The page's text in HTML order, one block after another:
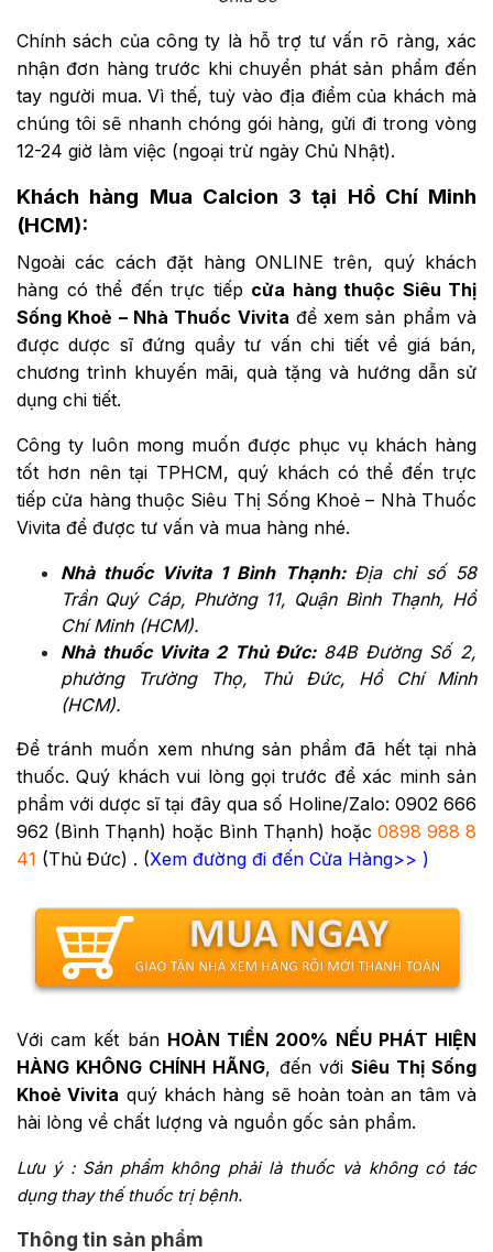
Chính sách của công ty là hỗ trợ tư vấn rõ ràng, xác
nhận đơn hàng trước khi chuyển phát sản phẩm đến
tay người mua. Vì thế, tuỳ vào địa điểm của khách mà
chúng tôi sẽ nhanh chóng gói hàng, gửi đi trong vòng
12-24 giờ làm việc (ngoại trừ ngày Chủ Nhật).
Khách hàng Mua Calcion 3 tại Hồ Chí Minh
(HCM):
Ngoài các cách đặt hàng ONLINE trên, quý khách
hàng có thể đến trực tiếp cửa hàng thuộc Siêu Thị
Sống Khoẻ – Nhà Thuốc Vivita để xem sản phẩm và
được dược sĩ đứng quầy tư vấn chi tiết về giá bán,
chương trình khuyến mãi, quà tặng và hướng dẫn sử
dụng chi tiết.
Công ty luôn mong muốn được phục vụ khách hàng
tốt hơn nên tại TPHCM, quý khách có thể đến trực
tiếp cửa hàng thuộc Siêu Thị Sống Khoẻ – Nhà Thuốc
Vivita để được tư vấn và mua hàng nhé.
Nhà thuốc Vivita 1 Bình Thạnh: Địa chỉ số 58
Trần Quý Cáp, Phường 11, Quận Bình Thạnh, Hồ
Chí Minh (HCM).
Nhà thuốc Vivita 2 Thủ Đức: 84B Đường Số 2,
phường Trường Thọ, Thủ Đức, Hồ Chí Minh
(HCM).
Để tránh muốn xem nhưng sản phẩm đã hết tại nhà
thuốc. Quý khách vui lòng gọi trước để xác minh sản
phẩm với dược sĩ tại đây qua số Holine/Zalo: 0902 666
962 (Bình Thạnh) hoặc Bình Thạnh) hoặc 0898 988 8
41 (Thủ Đức) . (Xem đường đi đến Cửa Hàng>> )
Với cam kết bán HOÀN TIỀN 200% NẾU PHÁT HIỆN
HÀNG KHÔNG CHÍNH HÃNG, đến với Siêu Thị Sống
Khoẻ Vivita quý khách hàng sẽ hoàn toàn an tâm và
hài lòng về chất lượng và nguồn gốc sản phẩm.
Lưu ý : Sản phẩm không phải là thuốc và không có tác
dụng thay thế thuốc trị bệnh.
Thông tin sản phẩm